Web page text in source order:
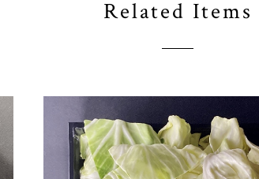
Related Items